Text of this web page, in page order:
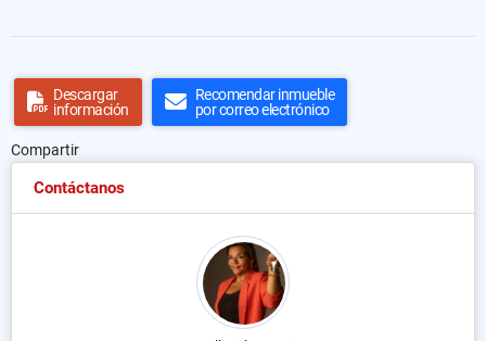
Descargar
información
Recomendar inmueble
por correo electrónico
Compartir
Contáctanos